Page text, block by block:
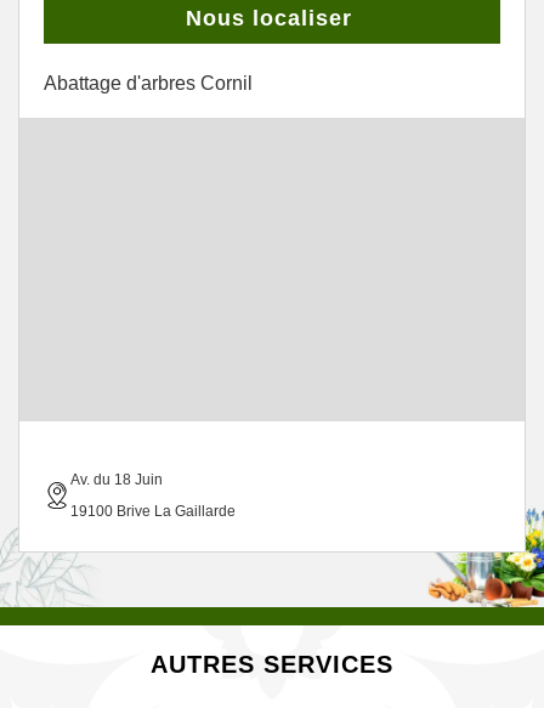
Nous localiser
Abattage d'arbres Cornil
Av. du 18 Juin
19100 Brive La Gaillarde
AUTRES SERVICES